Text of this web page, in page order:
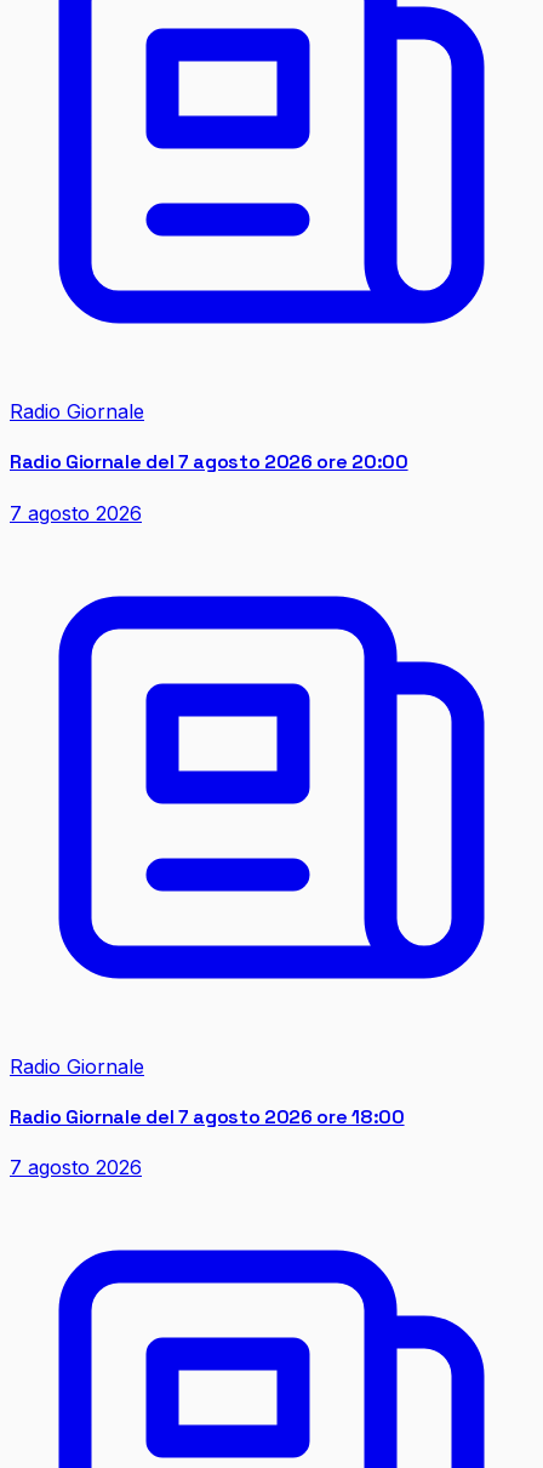
Radio Giornale
Radio Giornale del 7 agosto 2026 ore 20:00
7 agosto 2026
Radio Giornale
Radio Giornale del 7 agosto 2026 ore 18:00
7 agosto 2026